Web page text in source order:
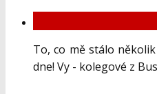
To, co mě stálo
dne! Vy - kolegové z